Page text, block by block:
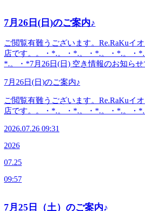
平の森店〈アクセス〉JR中央線豊田駅
駅・日野駅・立川駅からもアクセス◎
車でのご利用がオススメ♪飛鳥ドライ
平図書館から徒歩10分圏内。〈電話番
ンラインで△や×と表示されていてもご
7月26日(日)のご案内♪
ご閲覧有難うございます。Re.RaKuイ
店です。。・*.。・*.。・*.。・*.。・*.
*.。・*7月26日(日) 空き情報のお知ら
す。。・*.。・*.。・*.。・*.。・*.。・
*『肩甲骨ケア&amp;骨盤ストレッチ』
系ボディケア♪〈営業時間〉終日:10時
最終受付)〈住所〉日野市多摩平2-4-1
森3FRe.Ra.Ku イオンモール多摩平の森
クセス◎高幡不動・南平からは車での
7月26日(日)のご案内♪
ご閲覧有難うございます。Re.RaKuイ
店です。。・*.。・*.。・*.。・*.。・*.
空きがございます。14:00-21:00がご案
す。。・*.。・*.。・*.。・*.。・*.。・
系ボディケア♪〈営業時間〉終日:10時00
森3FRe.Ra.Ku イオンモール多摩平の森
クセス◎高幡不動・南平からは車での
2026.07.26 09:31
2026
07.25
09:57
7月25日（土）のご案内♪